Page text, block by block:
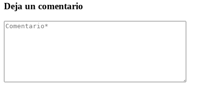
Deja un comentario